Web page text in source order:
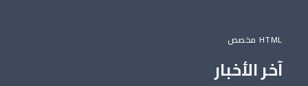
HTML مخصص
آخر الأخبار